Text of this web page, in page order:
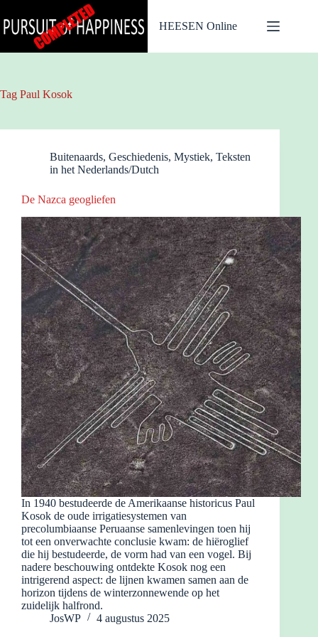
naar
de
HEESEN Online
Tag Paul Kosok
Buitenaards, Geschiedenis, Mystiek, Teksten
in het Nederlands/Dutch
De Nazca geogliefen
In 1940 bestudeerde de Amerikaanse historicus Paul
Kosok de oude irrigatiesystemen van
precolumbiaanse Peruaanse samenlevingen toen hij
tot een onverwachte conclusie kwam: de hiëroglief
die hij bestudeerde, de vorm had van een vogel. Bij
nadere beschouwing ontdekte Kosok nog een
intrigerend aspect: de lijnen kwamen samen aan de
horizon tijdens de winterzonnewende op het
zuidelijk halfrond.
JosWP
4 augustus 2025